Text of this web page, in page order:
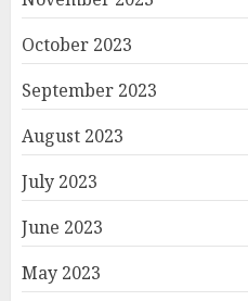
October 2023
September 2023
August 2023
July 2023
June 2023
May 2023